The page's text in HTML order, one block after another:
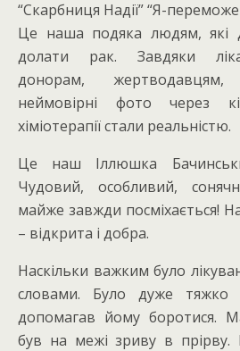
“Скарбниця Надії” “Я-
Це наша подяка людям, які
долати рак. Завдяки
донорам,
неймовірні фото через
хіміотерапії стали реальністю.
Це наш Іллюшка
Чудовий, особливий,
майже завжди посміхається!
– відкрита і добра.
Наскільки важким було
словами. Було дуже тяжко
допомагав йому боротися.
був на межі зриву в